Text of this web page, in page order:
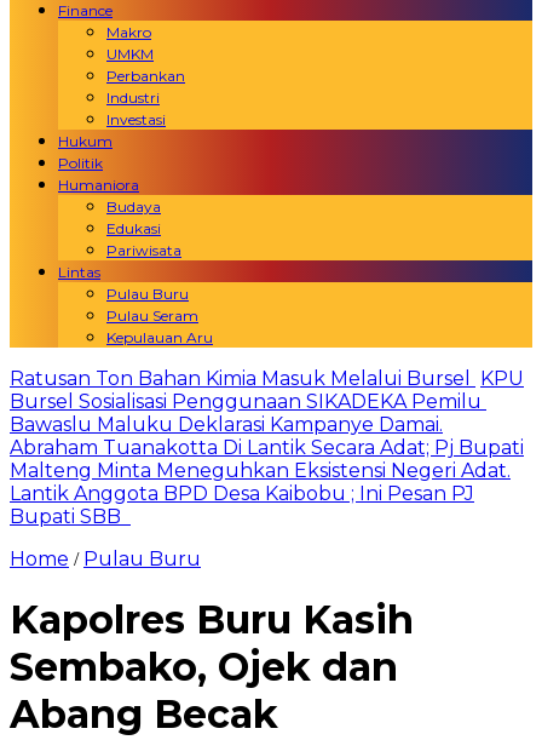
Finance
Makro
UMKM
Perbankan
Industri
Investasi
Hukum
Politik
Humaniora
Budaya
Edukasi
Pariwisata
Lintas
Pulau Buru
Pulau Seram
Kepulauan Aru
Ratusan Ton Bahan Kimia Masuk Melalui Bursel
KPU
Bursel Sosialisasi Penggunaan SIKADEKA Pemilu
Bawaslu Maluku Deklarasi Kampanye Damai.
Abraham Tuanakotta Di Lantik Secara Adat; Pj Bupati
Malteng Minta Meneguhkan Eksistensi Negeri Adat.
Lantik Anggota BPD Desa Kaibobu ; Ini Pesan PJ
Bupati SBB
Home / Pulau Buru
Kapolres Buru Kasih
Sembako, Ojek dan
Abang Becak